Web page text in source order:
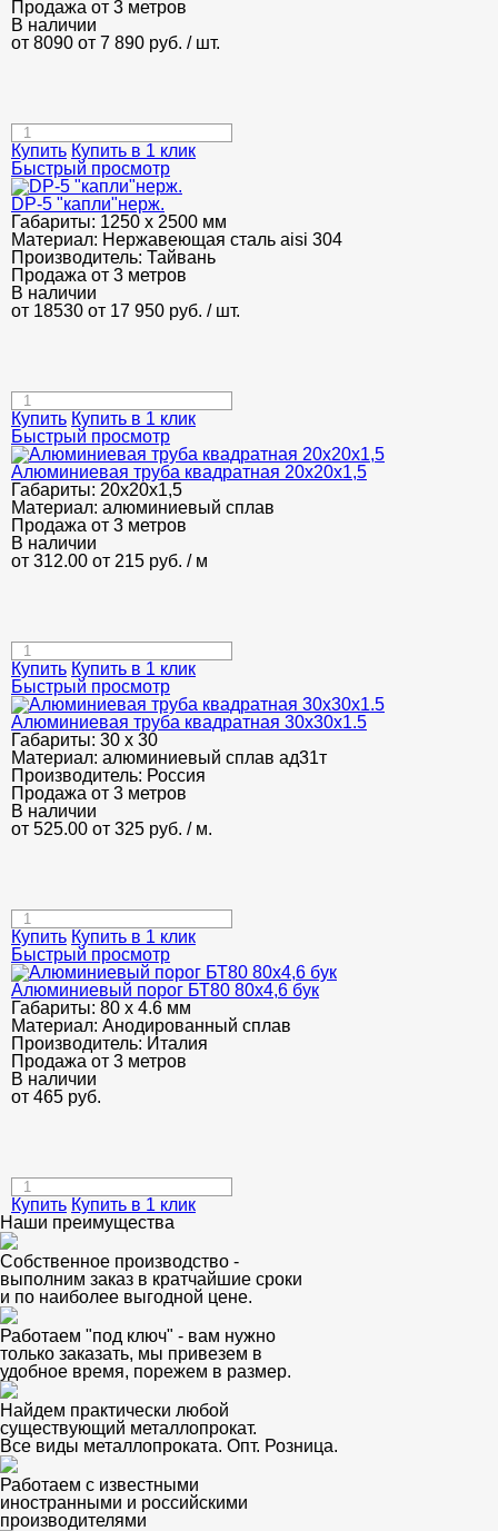
Продажа от 3 метров
В наличии
от 8090 от 7 890 руб. / шт.
Купить Купить в 1 клик
Быстрый просмотр
DP-5 "капли"нерж.
Габариты: 1250 х 2500 мм
Материал: Нержавеющая сталь aisi 304
Производитель: Тайвань
Продажа от 3 метров
В наличии
от 18530 от 17 950 руб. / шт.
Купить Купить в 1 клик
Быстрый просмотр
Алюминиевая труба квадратная 20х20х1,5
Габариты: 20х20х1,5
Материал: алюминиевый сплав
Продажа от 3 метров
В наличии
от 312.00 от 215 руб. / м
Купить Купить в 1 клик
Быстрый просмотр
Алюминиевая труба квадратная 30х30х1.5
Габариты: 30 х 30
Материал: алюминиевый сплав ад31т
Производитель: Россия
Продажа от 3 метров
В наличии
от 525.00 от 325 руб. / м.
Купить Купить в 1 клик
Быстрый просмотр
Алюминиевый порог БТ80 80х4,6 бук
Габариты: 80 х 4.6 мм
Материал: Анодированный сплав
Производитель: Италия
Продажа от 3 метров
В наличии
от 465 руб.
Купить Купить в 1 клик
Наши преимущества
Собственное производство -
выполним заказ в кратчайшие сроки
и по наиболее выгодной цене.
Работаем "под ключ" - вам нужно
только заказать, мы привезем в
удобное время, порежем в размер.
Найдем практически любой
существующий металлопрокат.
Все виды металлопроката. Опт. Розница.
Работаем с известными
иностранными и российскими
производителями